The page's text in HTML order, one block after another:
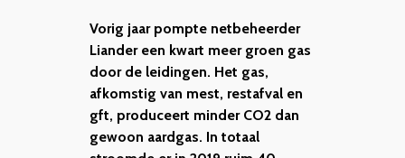
Vorig jaar pompte netbeheerder
Liander een kwart meer groen gas
door de leidingen. Het gas,
afkomstig van mest, restafval en
gft, produceert minder CO2 dan
gewoon aardgas. In totaal